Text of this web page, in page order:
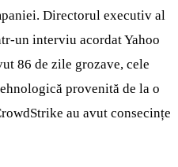
Directorul executiv al
un interviu acordat Yahoo
86 de zile grozave, cele
provenită de la o
au avut consecințe